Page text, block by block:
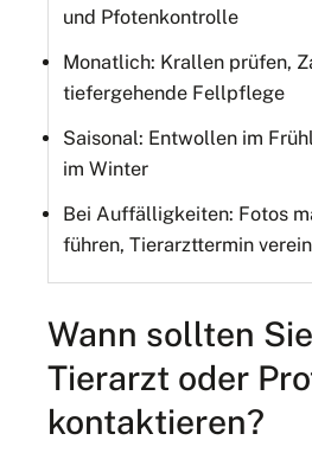
und Pfotenkontrolle
Monatlich: Krallen prüfen,
tiefergehende Fellpflege
Saisonal: Entwollen im
im Winter
Bei Auffälligkeiten: Fotos
führen, Tierarzttermin
Wann sollten
Tierarzt oder
kontaktieren?